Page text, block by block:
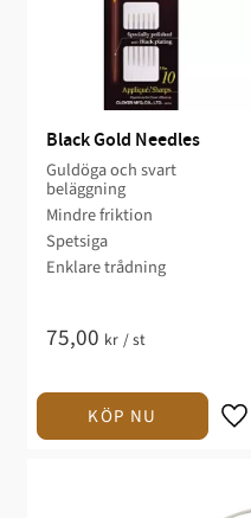
Black Gold Needles
Guldöga och svart
beläggning
Mindre friktion
Spetsiga
Enklare trådning
75,00 kr /st